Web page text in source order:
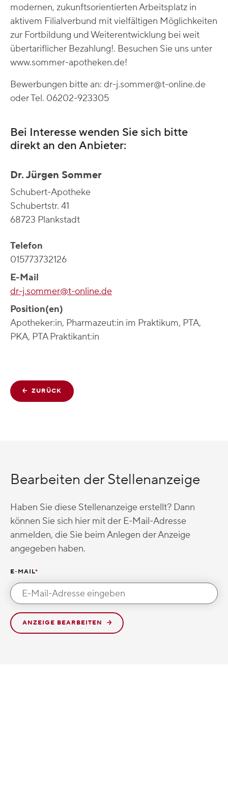
modernen, zukunftsorientierten Arbeitsplatz in
aktivem Filialverbund mit vielfältigen Möglichkeiten
zur Fortbildung und Weiterentwicklung bei weit
übertariflicher Bezahlung!. Besuchen Sie uns unter
www.sommer-apotheken.de!
Bewerbungen bitte an: dr-j.sommer@t-online.de
oder Tel. 06202-923305
Bei Interesse wenden Sie sich bitte
direkt an den Anbieter:
Dr. Jürgen Sommer
Schubert-Apotheke
Schubertstr. 41
68723 Plankstadt
Telefon
015773732126
E-Mail
dr-j.sommer@t-online.de
Position(en)
Apotheker:in, Pharmazeut:in im Praktikum, PTA,
PKA, PTA Praktikant:in
ZURÜCK
Bearbeiten der Stellenanzeige
Haben Sie diese Stellenanzeige erstellt? Dann
können Sie sich hier mit der E-Mail-Adresse
anmelden, die Sie beim Anlegen der Anzeige
angegeben haben.
E-MAIL*
ANZEIGE BEARBEITEN